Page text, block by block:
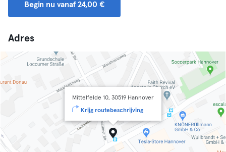
Begin nu vanaf 24,00 €
Adres
Mittelfelde 10, 30519 Hannover
Krijg routebeschrijving